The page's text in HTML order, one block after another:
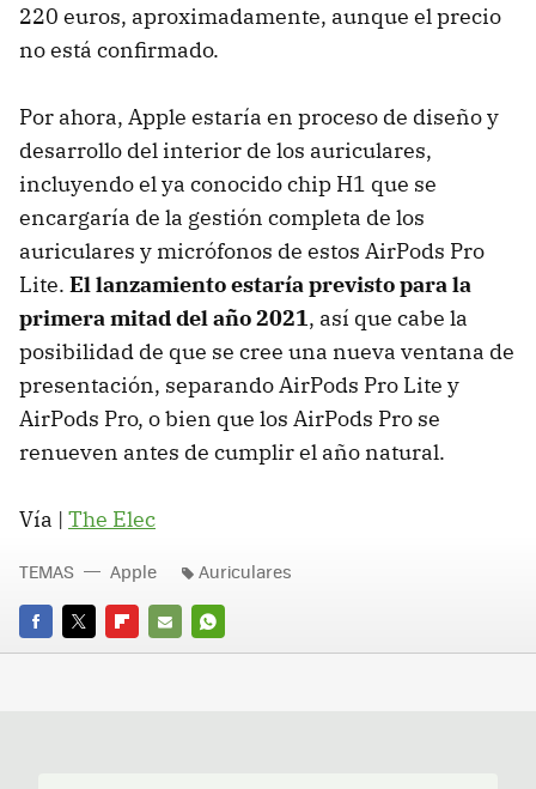
220 euros, aproximadamente, aunque el precio
no está confirmado.
Por ahora, Apple estaría en proceso de diseño y
desarrollo del interior de los auriculares,
incluyendo el ya conocido chip H1 que se
encargaría de la gestión completa de los
auriculares y micrófonos de estos AirPods Pro
Lite. El lanzamiento estaría previsto para la
primera mitad del año 2021, así que cabe la
posibilidad de que se cree una nueva ventana de
presentación, separando AirPods Pro Lite y
AirPods Pro, o bien que los AirPods Pro se
renueven antes de cumplir el año natural.
Vía | The Elec
FACEBOOK
TWITTERFLIPBOARD
E-
WHATSAPP
TEMAS Apple Auriculares